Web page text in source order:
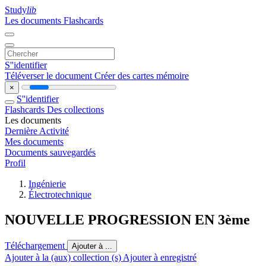
Studylib
Les documents Flashcards
S''identifier
Téléverser le document Créer des cartes mémoire
×
S''identifier
Flashcards Des collections
Les documents
Dernière Activité
Mes documents
Documents sauvegardés
Profil
Ingénierie
Électrotechnique
NOUVELLE PROGRESSION EN 3ème
Téléchargement Ajouter à ...
Ajouter à la (aux) collection (s) Ajouter à enregistré